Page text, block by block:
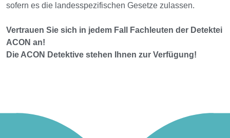
sofern es die landesspezifischen Gesetze zulassen.
Vertrauen Sie sich in jedem Fall Fachleuten der Detektei
ACON an!
Die ACON Detektive stehen Ihnen zur Verfügung!